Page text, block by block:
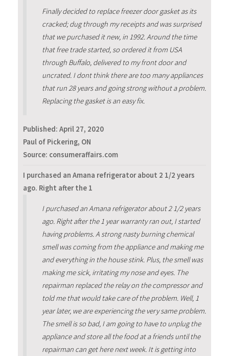
Finally decided to replace freezer door gasket as its
cracked; dug through my receipts and was surprised
that we purchased it new, in 1992. Around the time
that free trade started, so ordered it from USA
through Buffalo, delivered to my front door and
uncrated. I dont think there are too many appliances
that run 28 years and going strong without a problem.
Replacing the gasket is an easy fix.
Published: April 27, 2020
Paul of Pickering, ON
Source: consumeraffairs.com
I purchased an Amana refrigerator about 2 1/2 years
ago. Right after the 1
I purchased an Amana refrigerator about 2 1/2 years
ago. Right after the 1 year warranty ran out, I started
having problems. A strong nasty burning chemical
smell was coming from the appliance and making me
and everything in the house stink. Plus, the smell was
making me sick, irritating my nose and eyes. The
repairman replaced the relay on the compressor and
told me that would take care of the problem. Well, 1
year later, we are experiencing the very same problem.
The smell is so bad, I am going to have to unplug the
appliance and store all the food at a friends until the
repairman can get here next week. It is getting into